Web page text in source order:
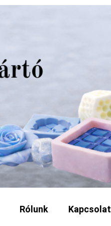
Rólunk Kapcsolat